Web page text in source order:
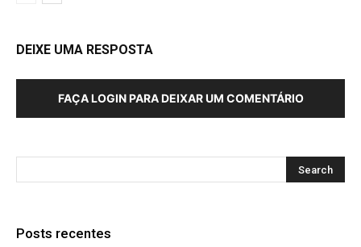
DEIXE UMA RESPOSTA
FAÇA LOGIN PARA DEIXAR UM COMENTÁRIO
Posts recentes